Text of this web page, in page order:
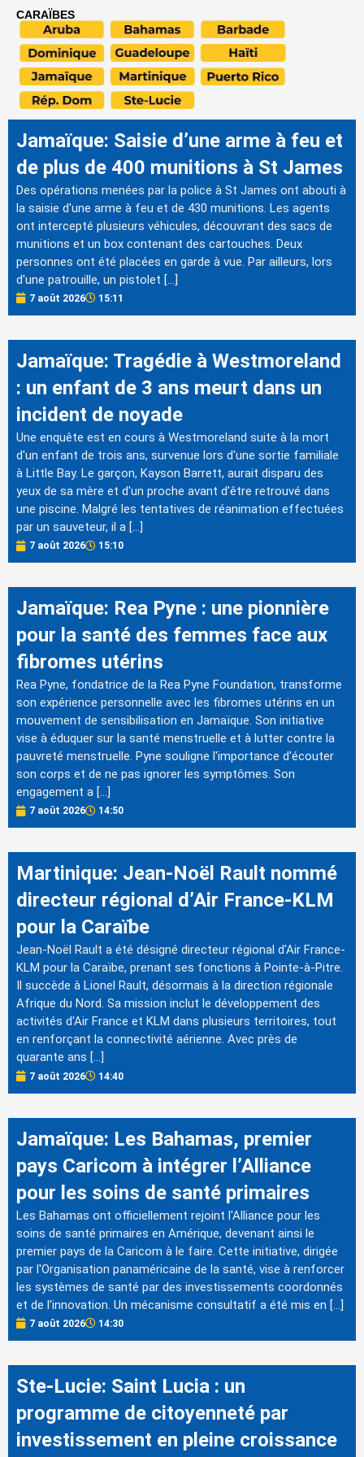
CARAÏBES
Jamaïque: Saisie d’une arme à feu et
de plus de 400 munitions à St James
Des opérations menées par la police à St James ont abouti à
la saisie d'une arme à feu et de 430 munitions. Les agents
ont intercepté plusieurs véhicules, découvrant des sacs de
munitions et un box contenant des cartouches. Deux
personnes ont été placées en garde à vue. Par ailleurs, lors
d'une patrouille, un pistolet […]
7 août 2026 15:11
Jamaïque: Tragédie à Westmoreland
: un enfant de 3 ans meurt dans un
incident de noyade
Une enquête est en cours à Westmoreland suite à la mort
d'un enfant de trois ans, survenue lors d'une sortie familiale
à Little Bay. Le garçon, Kayson Barrett, aurait disparu des
yeux de sa mère et d'un proche avant d'être retrouvé dans
une piscine. Malgré les tentatives de réanimation effectuées
par un sauveteur, il a […]
7 août 2026 15:10
Jamaïque: Rea Pyne : une pionnière
pour la santé des femmes face aux
fibromes utérins
Rea Pyne, fondatrice de la Rea Pyne Foundation, transforme
son expérience personnelle avec les fibromes utérins en un
mouvement de sensibilisation en Jamaïque. Son initiative
vise à éduquer sur la santé menstruelle et à lutter contre la
pauvreté menstruelle. Pyne souligne l'importance d'écouter
son corps et de ne pas ignorer les symptômes. Son
engagement a […]
7 août 2026 14:50
Martinique: Jean-Noël Rault nommé
directeur régional d’Air France-KLM
pour la Caraïbe
Jean-Noël Rault a été désigné directeur régional d'Air France-
KLM pour la Caraïbe, prenant ses fonctions à Pointe-à-Pitre.
Il succède à Lionel Rault, désormais à la direction régionale
Afrique du Nord. Sa mission inclut le développement des
activités d'Air France et KLM dans plusieurs territoires, tout
en renforçant la connectivité aérienne. Avec près de
quarante ans […]
7 août 2026 14:40
Jamaïque: Les Bahamas, premier
pays Caricom à intégrer l’Alliance
pour les soins de santé primaires
Les Bahamas ont officiellement rejoint l'Alliance pour les
soins de santé primaires en Amérique, devenant ainsi le
premier pays de la Caricom à le faire. Cette initiative, dirigée
par l'Organisation panaméricaine de la santé, vise à renforcer
les systèmes de santé par des investissements coordonnés
et de l'innovation. Un mécanisme consultatif a été mis en […]
7 août 2026 14:30
Ste-Lucie: Saint Lucia : un
programme de citoyenneté par
investissement en pleine croissance